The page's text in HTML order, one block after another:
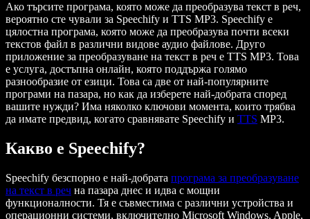
Ако търсите програма, която може да преобразува текст в реч,
вероятно сте чували за Speechify и TTS MP3. Speechify е
цялостна програма, която може да преобразува почти всеки
текстов файл в различни видове аудио файлове. Друго
приложение за преобразуване на текст в реч е TTS MP3. Това
е услуга, достъпна онлайн, която поддържа голямо
разнообразие от езици. Това са две от най-популярните
програми на пазара, но как да изберете най-добрата според
вашите нужди? Има няколко ключови момента, които трябва
да имате предвид, когато сравнявате Speechify и TTS MP3.
Какво е Speechify?
Speechify безспорно е най-добрата програма за преобразуване
на текст в реч на пазара днес и идва с мощни
функционалности. Тя е съвместима с различни устройства и
операционни системи, включително Microsoft Windows, Apple,